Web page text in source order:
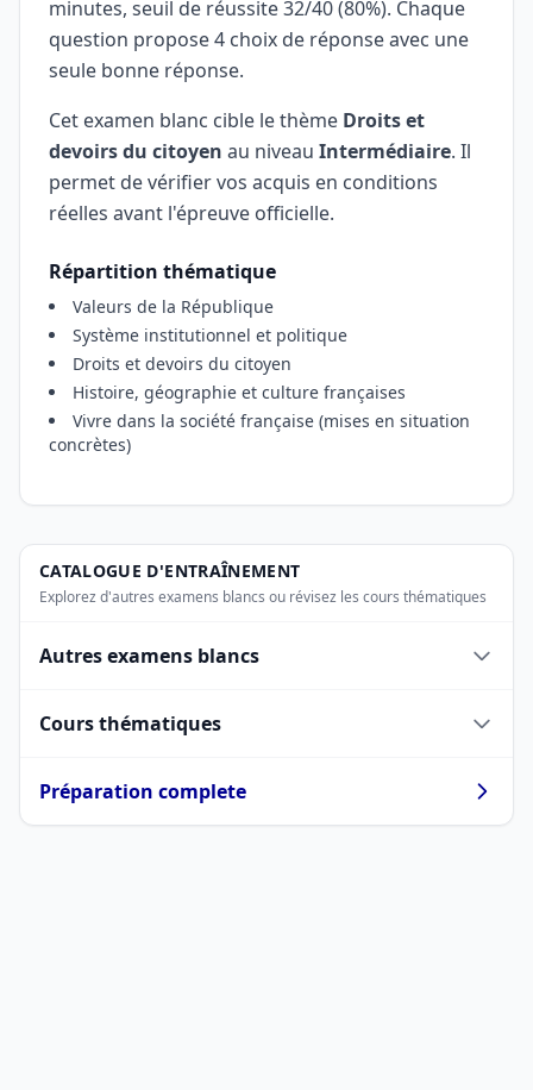
minutes, seuil de réussite 32/40 (80%). Chaque
question propose 4 choix de réponse avec une
seule bonne réponse.
Cet examen blanc cible le thème Droits et
devoirs du citoyen au niveau Intermédiaire. Il
permet de vérifier vos acquis en conditions
réelles avant l'épreuve officielle.
Répartition thématique
Valeurs de la République
Système institutionnel et politique
Droits et devoirs du citoyen
Histoire, géographie et culture françaises
Vivre dans la société française (mises en situation
concrètes)
CATALOGUE D'ENTRAÎNEMENT
Explorez d'autres examens blancs ou révisez les cours thématiques
Autres examens blancs
Cours thématiques
Préparation complete